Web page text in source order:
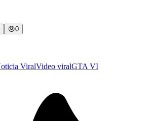
😠0
ViralVideo viralGTA VI